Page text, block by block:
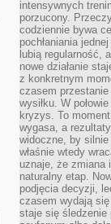
intensywnych
porzucony.
codziennie bywa
pochłaniania
lubią regularność,
nowe działanie
z konkretnym
czasem
wysiłku. W
kryzys. To
wygasa, a
widoczne, by
właśnie wtedy
uznaje, że zmiana
naturalny etap.
podjęcia decyzji,
czasem wydają
staje się śledzenie